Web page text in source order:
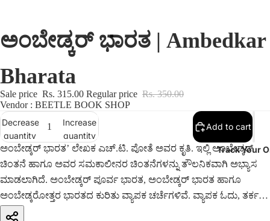
Track Your
ಅಂಬೇಡ್ಕರ್ ಭಾರತ | Ambedkar
Bharata
Sale price Rs. 315.00 Regular price Rs. 350.00
Vendor : BEETLE BOOK SHOP
Decrease
quantity
Increase
quantity
Add to cart
ಅಂಬೇಡ್ಕರ್ ಭಾರತ’ ಲೇಖಕ ಎಚ್.ಟಿ. ಪೋತೆ ಅವರ ಕೃತಿ. ಇಲ್ಲಿ ಅಂಬೇಡ್ಕರ್
ಚಿಂತನೆ ಹಾಗೂ ಅವರ ಸಮಕಾಲೀನರ ಚಿಂತನೆಗಳನ್ನು ತೌಲನಿಕವಾಗಿ ಅಭ್ಯಾಸ
ಮಾಡಲಾಗಿದೆ. ಅಂಬೇಡ್ಕರ್ ಪೂರ್ವ ಭಾರತ, ಅಂಬೇಡ್ಕರ್ ಭಾರತ ಹಾಗೂ
ಅಂಬೇಡ್ಕರೋತ್ತರ ಭಾರತದ ಕುರಿತು ವ್ಯಾಪಕ ಚರ್ಚೆಗಳಿವೆ. ವ್ಯಾಪಕ ಓದು, ತರ್ಕ
ಬದ್ಧ ಹಾಗೂ ವಸ್ತು ನಿಷ್ಠ ವಿಶ್ಲೇಷಣೆ, ನಿರರ್ಗಳವಾದ ಭಾಷಾ ಬಳಕೆ, ಗೊಂದಲ ರಹಿತ